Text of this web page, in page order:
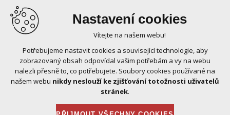
Nastavení cookies
Vítejte na našem webu!
Potřebujeme nastavit cookies a související technologie, aby
zobrazovaný obsah odpovídal vašim potřebám a vy na webu
nalezli přesně to, co potřebujete. Soubory cookies používané na
našem webu nikdy neslouží ke zjišťování totožnosti uživatelů
stránek.